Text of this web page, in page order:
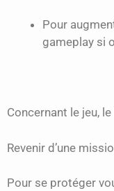
Pour
gameplay si
Concernant le jeu,
Revenir d’une
Pour se protéger